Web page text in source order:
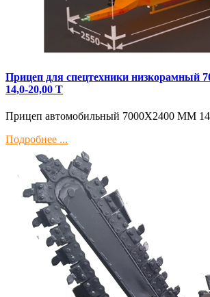
Прицеп для спецтехники низкорамный
14,0-20,00 Т
Прицеп автомобильный 7000Х2400 ММ
Подробнее ...